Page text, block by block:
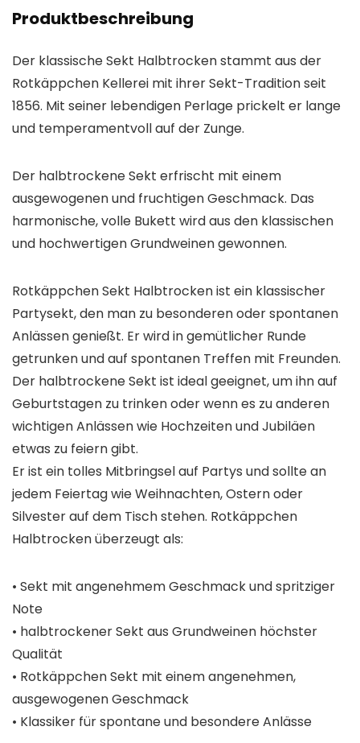
Produktbeschreibung
Der klassische Sekt Halbtrocken stammt aus der
Rotkäppchen Kellerei mit ihrer Sekt-Tradition seit
1856. Mit seiner lebendigen Perlage prickelt er lange
und temperamentvoll auf der Zunge.
Der halbtrockene Sekt erfrischt mit einem
ausgewogenen und fruchtigen Geschmack. Das
harmonische, volle Bukett wird aus den klassischen
und hochwertigen Grundweinen gewonnen.
Rotkäppchen Sekt Halbtrocken ist ein klassischer
Partysekt, den man zu besonderen oder spontanen
Anlässen genießt. Er wird in gemütlicher Runde
getrunken und auf spontanen Treffen mit Freunden.
Der halbtrockene Sekt ist ideal geeignet, um ihn auf
Geburtstagen zu trinken oder wenn es zu anderen
wichtigen Anlässen wie Hochzeiten und Jubiläen
etwas zu feiern gibt.
Er ist ein tolles Mitbringsel auf Partys und sollte an
jedem Feiertag wie Weihnachten, Ostern oder
Silvester auf dem Tisch stehen. Rotkäppchen
Halbtrocken überzeugt als:
• Sekt mit angenehmem Geschmack und spritziger
Note
• halbtrockener Sekt aus Grundweinen höchster
Qualität
• Rotkäppchen Sekt mit einem angenehmen,
ausgewogenen Geschmack
• Klassiker für spontane und besondere Anlässe